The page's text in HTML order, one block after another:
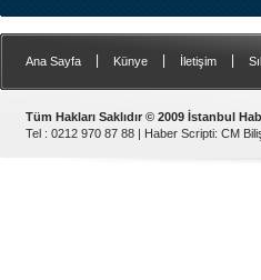
Ana Sayfa Künye İletişim
Tüm Hakları Saklıdır © 2009 İstanbul
Tel : 0212 970 87 88 | Haber Scripti: CM